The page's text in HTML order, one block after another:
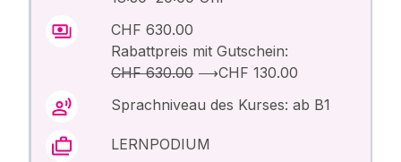
CHF 630.00
Rabattpreis mit Gutschein:
CHF 630.00⟶CHF 130.00
Sprachniveau des Kurses: ab B1
LERNPODIUM